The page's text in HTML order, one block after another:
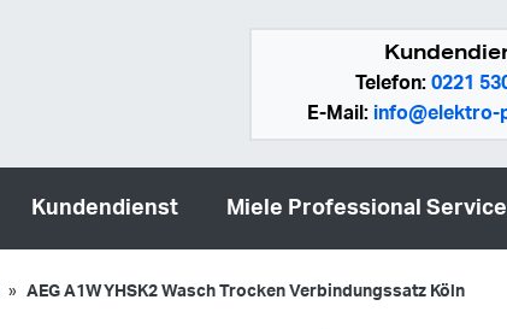
Telefon: 0221
E-Mail: info@elektro-
Kundendienst Miele Professional Service
AEG A1WYHSK2 Wasch Trocken Verbindungssatz Köln